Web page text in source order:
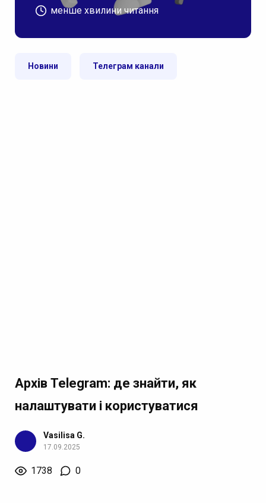
менше хвилини читання
Новини Телеграм канали
Архів Telegram: де знайти, як
налаштувати і користуватися
Vasilisa G.
17.09.2025
1738 0